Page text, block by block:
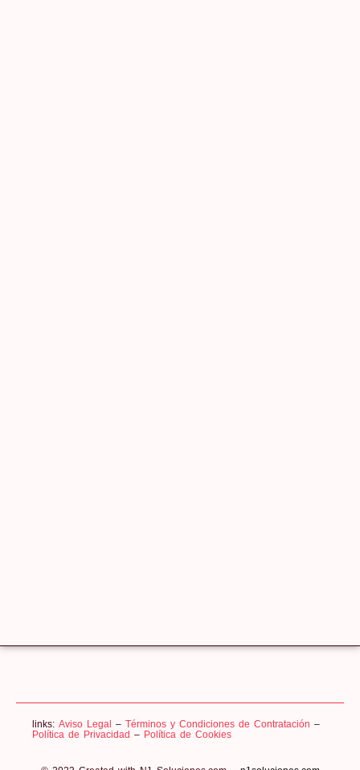
links: Aviso Legal – Términos y Condiciones de Contratación –
Política de Privacidad – Política de Cookies